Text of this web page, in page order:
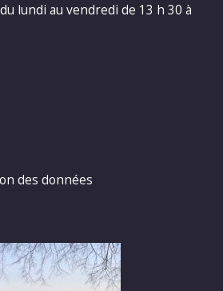
lundi au vendredi de 13 h 30 à
des données